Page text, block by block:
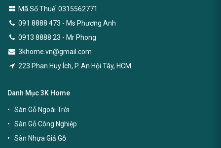
Mã Số Thuế: 0315562771
091 8888 473 - Ms Phương Anh
0913 8888 23 - Mr Phong
3khome.vn@gmail.com
223 Phan Huy Ích, P. An Hội Tây, HCM
Danh Mục 3K Home
Sàn Gỗ Ngoài Trời
Sàn Gỗ Công Nghiệp
Sàn Nhựa Giả Gỗ